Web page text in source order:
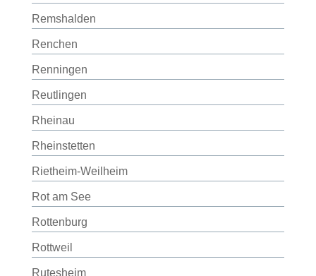
Remshalden
Renchen
Renningen
Reutlingen
Rheinau
Rheinstetten
Rietheim-Weilheim
Rot am See
Rottenburg
Rottweil
Rutesheim